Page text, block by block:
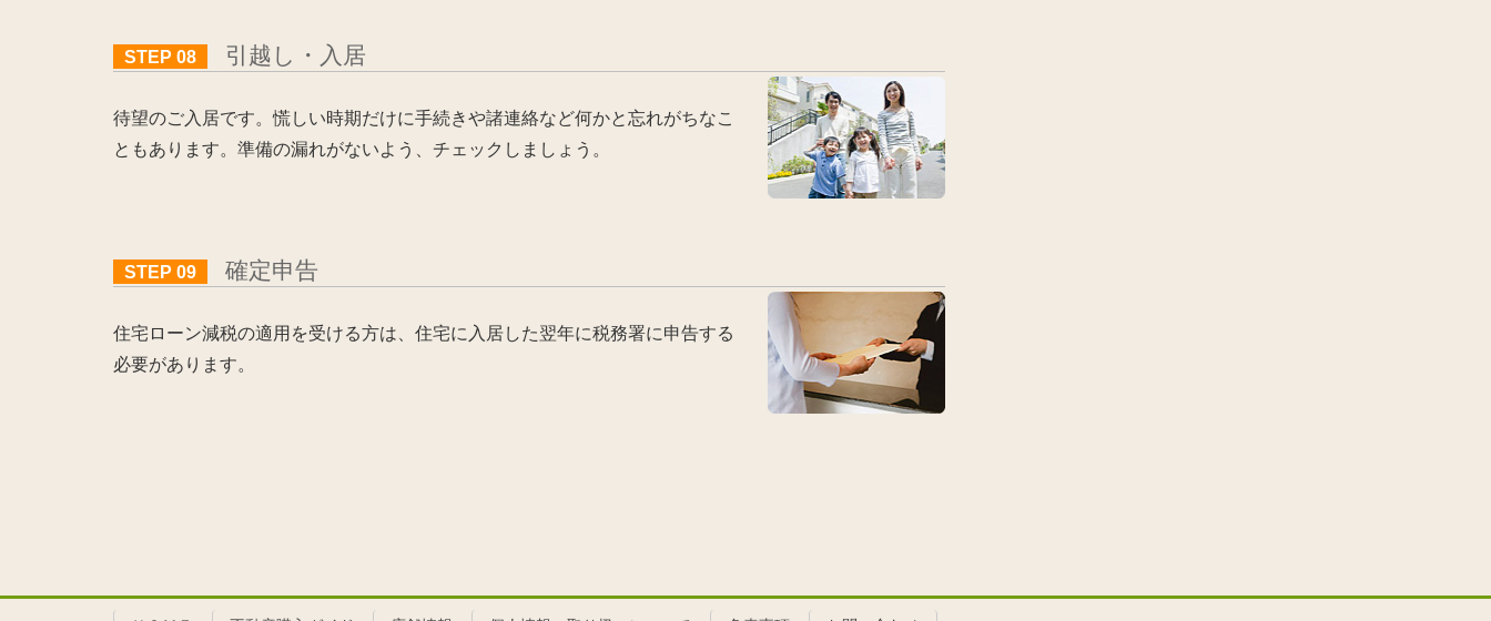
STEP 08 引越し・入居
待望のご入居です。慌しい時期だけに手続きや諸連絡など何かと忘れがちなこ
ともあります。準備の漏れがないよう、チェックしましょう。
STEP 09 確定申告
住宅ローン減税の適用を受ける方は、住宅に入居した翌年に税務署に申告する
必要があります。